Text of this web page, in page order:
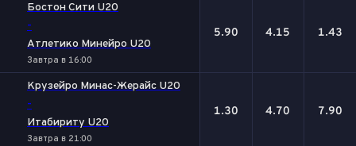
Бостон Сити U20
-
Атлетико Минейро U20
Завтра в 16:00
5.90 4.15 1.43
Крузейро Минас-Жерайс U20
-
Итабириту U20
Завтра в 21:00
1.30 4.70 7.90